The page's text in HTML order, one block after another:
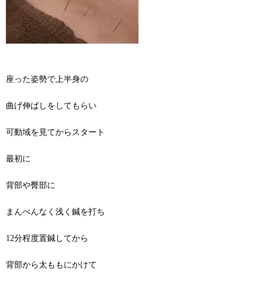
座った姿勢で上半身の
曲げ伸ばしをしてもらい
可動域を見てからスタート
最初に
背部や臀部に
まんべんなく浅く鍼を打ち
12分程度置鍼してから
背部から太ももにかけて